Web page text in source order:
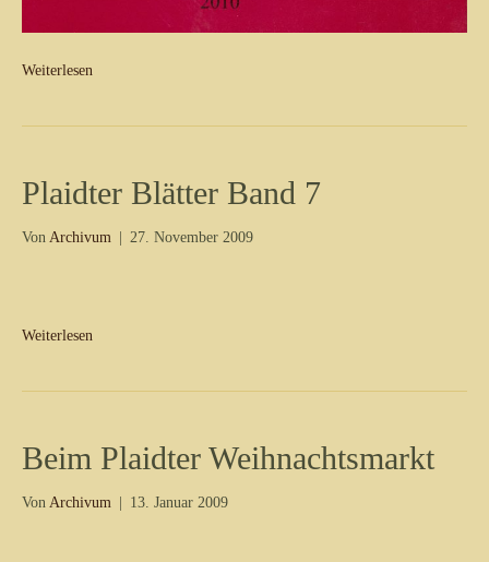
Weiterlesen
Plaidter Blätter Band 7
Von Archivum | 27. November 2009
Weiterlesen
Beim Plaidter Weihnachtsmarkt
Von Archivum | 13. Januar 2009